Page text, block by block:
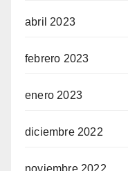
abril 2023
febrero 2023
enero 2023
diciembre 2022
noviembre 2022